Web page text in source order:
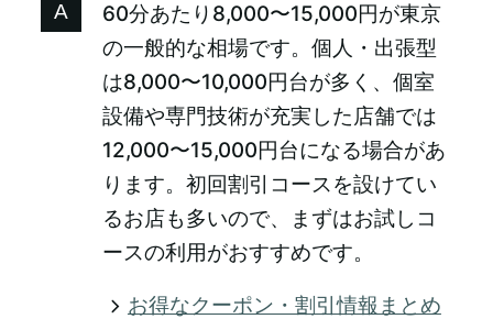
60分あたり8,000〜15,000円が東京
の一般的な相場です。個人・出張型
は8,000〜10,000円台が多く、個室
設備や専門技術が充実した店舗では
12,000〜15,000円台になる場合があ
ります。初回割引コースを設けてい
るお店も多いので、まずはお試しコ
ースの利用がおすすめです。
お得なクーポン・割引情報まとめ